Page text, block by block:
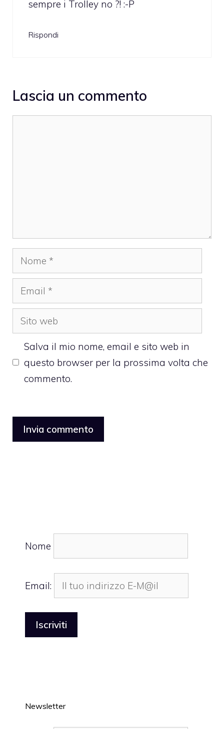
sempre i Trolley no ?! :-P
Rispondi
Lascia un commento
Nome
Email
Sito
web
Salva il mio nome, email e sito web in
questo browser per la prossima volta che
commento.
Nome
Email:
Newsletter